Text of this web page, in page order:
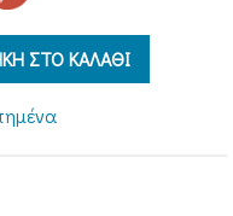
ΣΤΟ ΚΑΛΑΘΙ